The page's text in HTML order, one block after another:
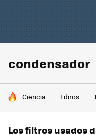
condensador
HOY SE HABLA DE
Ciencia Libros
Los filtros usados